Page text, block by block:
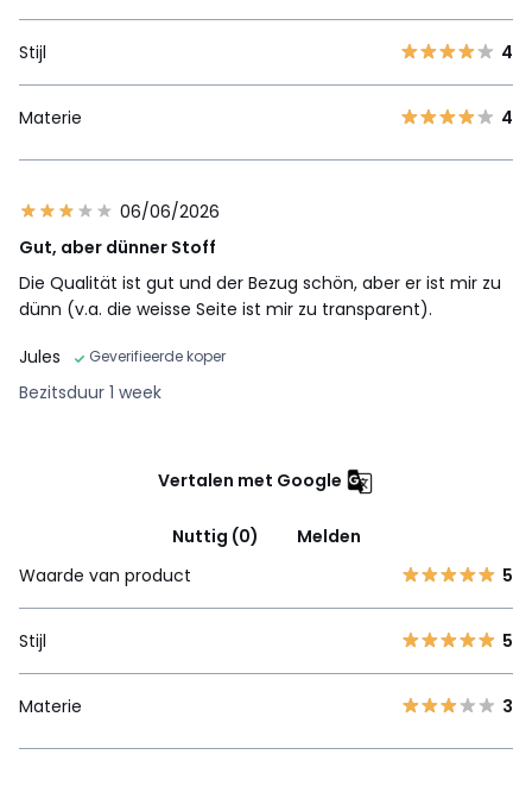
Stijl 4
Materie 4
06/06/2026
Gut, aber dünner Stoff
Die Qualität ist gut und der Bezug schön, aber er ist mir zu
dünn (v.a. die weisse Seite ist mir zu transparent).
Jules
Geverifieerde koper
Bezitsduur 1 week
Vertalen met Google
Nuttig (0)
Melden
Waarde van product
5
Stijl 5
Materie 3